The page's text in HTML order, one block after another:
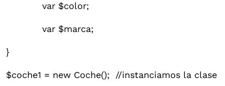
var $color;
var $marca;
}
$coche1 = new Coche(); //instanciamos la clase